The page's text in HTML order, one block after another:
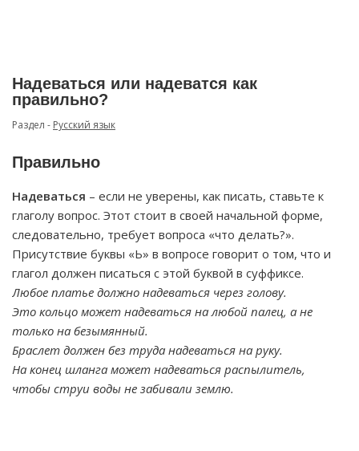
Надеваться или надеватся как
правильно?
Раздел - Русский язык
Правильно
Надеваться – если не уверены, как писать, ставьте к
глаголу вопрос. Этот стоит в своей начальной форме,
следовательно, требует вопроса «что делать?».
Присутствие буквы «Ь» в вопросе говорит о том, что и
глагол должен писаться с этой буквой в суффиксе.
Любое платье должно надеваться через голову.
Это кольцо может надеваться на любой палец, а не
только на безымянный.
Браслет должен без труда надеваться на руку.
На конец шланга может надеваться распылитель,
чтобы струи воды не забивали землю.